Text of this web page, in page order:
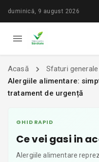
duminică, 9 august 2026
Acasă
Sfaturi generale
Alergiile alimentare:
tratament de urgență
GHID RAPID
Ce vei gasi in
Alergiile alimentare